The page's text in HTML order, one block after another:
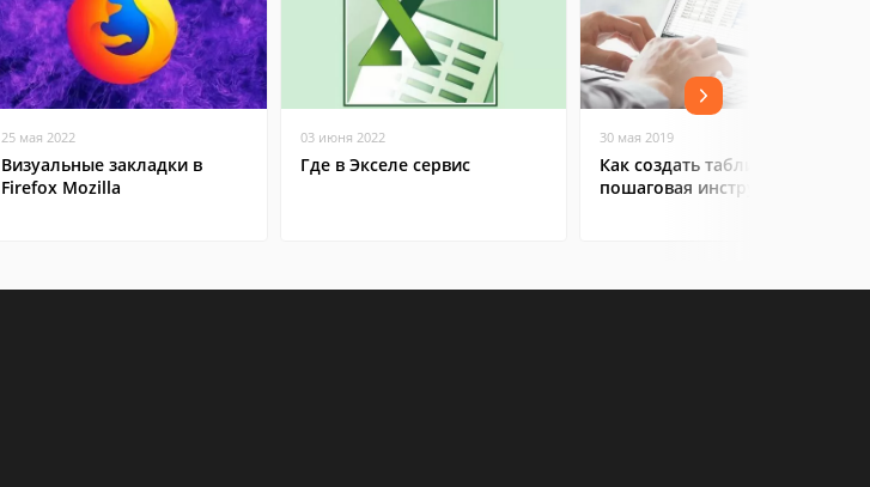
25 мая 2022
Визуальные закладки в
Firefox Mozilla
03 июня 2022
Где в Экселе сервис
30 мая 2019
Как создать таблицу в Excel:
пошаговая инструкция